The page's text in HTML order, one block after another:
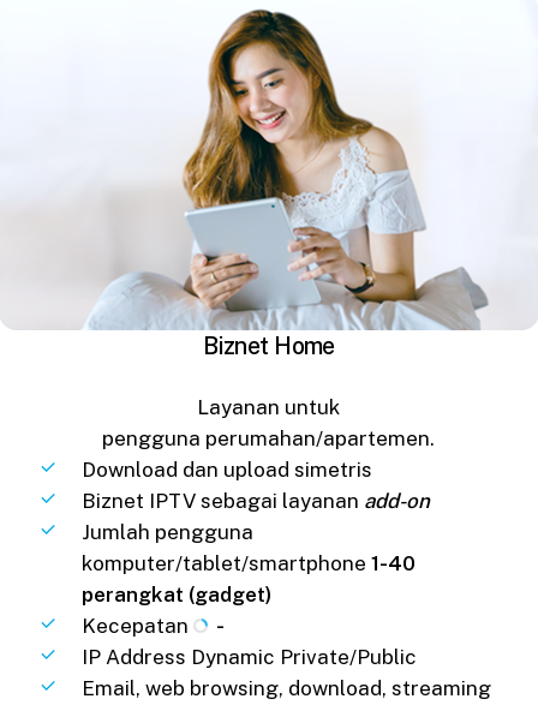
Biznet Home
Layanan untuk
pengguna perumahan/apartemen.
Download dan upload simetris
Biznet IPTV sebagai layanan add-on
Jumlah pengguna
komputer/tablet/smartphone1-40
perangkat (gadget)
Kecepatan
-
IP Address Dynamic Private/Public
Email, web browsing, download, streaming